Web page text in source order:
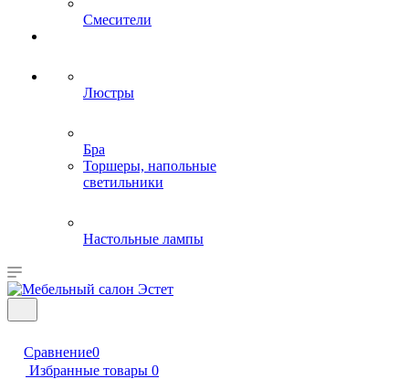
Смесители
Люстры
Бра
Торшеры, напольные
светильники
Настольные лампы
Сравнение0
Избранные товары 0